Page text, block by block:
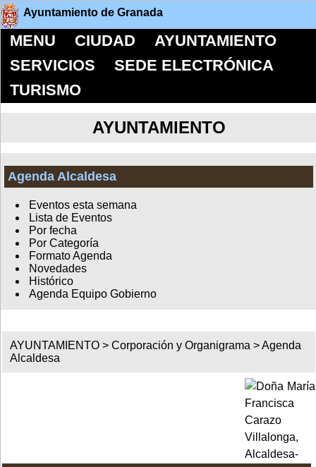
Ayuntamiento de Granada
MENU CIUDAD
AYUNTAMIENTO
SERVICIOS
SEDE ELECTRÓNICA
TURISMO
AYUNTAMIENTO
Agenda Alcaldesa
Eventos esta semana
Lista de Eventos
Por fecha
Por Categoría
Formato Agenda
Novedades
Histórico
Agenda Equipo Gobierno
AYUNTAMIENTO >Corporación y Organigrama >Agenda
Alcaldesa